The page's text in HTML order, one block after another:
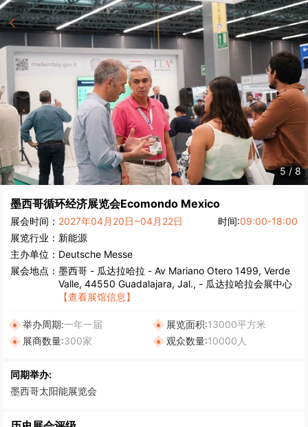
5 / 8
墨西哥循环经济展览会Ecomondo Mexico
展会时间： 2027年04月20日~04月22日 时间:09:00-18:00
展览行业： 新能源
主办单位： Deutsche Messe
展会地点： 墨西哥 - 瓜达拉哈拉 - Av Mariano Otero 1499, Verde
Valle, 44550 Guadalajara, Jal., - 瓜达拉哈拉会展中心
【查看展馆信息】
举办周期:一年一届 展览面积:13000平方米
展商数量:300家 观众数量:10000人
同期举办:
墨西哥太阳能展览会